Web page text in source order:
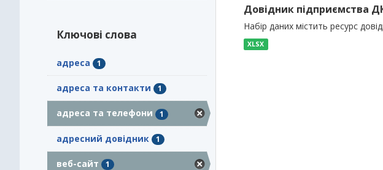
Ключові слова
адреса 1
адреса та контакти 1
адреса та телефони 1
адресний довідник 1
веб-сайт 1
Довідник підприємства
Набір даних містить ресурс
XLSX